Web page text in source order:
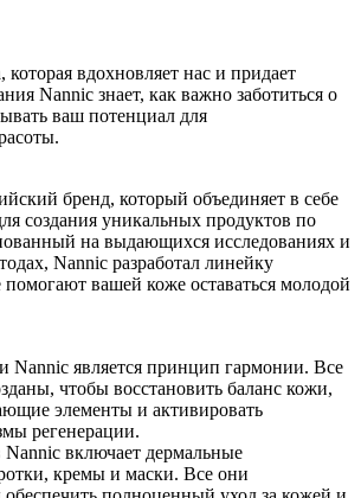
вдохновляет нас и придает
Nannic знает, как важно заботиться о
ваш потенциал для
бренд, который объединяет в себе
создания уникальных продуктов по
на выдающихся исследованиях и
Nannic разработал линейку
вашей коже оставаться молодой
Nannic является принцип гармонии. Все
чтобы восстановить баланс кожи,
элементы и активировать
регенерации.
включает дермальные
кремы и маски. Все они